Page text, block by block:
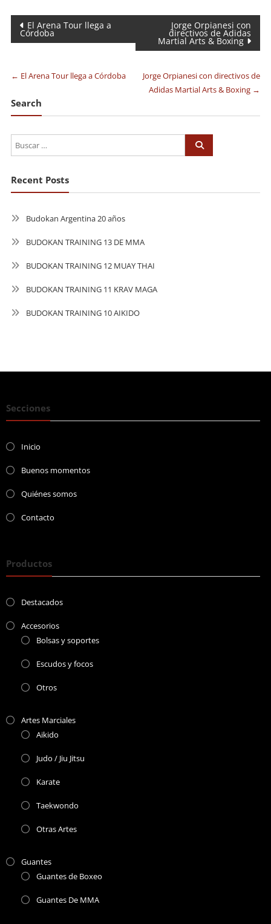
Navegación
de
entradas
El Arena Tour llega a
Córdoba
Jorge Orpianesi con
directivos de Adidas
Martial Arts & Boxing
← El Arena Tour llega a Córdoba
Jorge Orpianesi con directivos de
Adidas Martial Arts & Boxing →
Search
Recent Posts
Budokan Argentina 20 años
BUDOKAN TRAINING 13 DE MMA
BUDOKAN TRAINING 12 MUAY THAI
BUDOKAN TRAINING 11 KRAV MAGA
BUDOKAN TRAINING 10 AIKIDO
Secciones
Inicio
Buenos momentos
Quiénes somos
Contacto
Productos
Destacados
Accesorios
Bolsas y soportes
Escudos y focos
Otros
Artes Marciales
Aikido
Judo / Jiu Jitsu
Karate
Taekwondo
Otras Artes
Guantes
Guantes de Boxeo
Guantes De MMA